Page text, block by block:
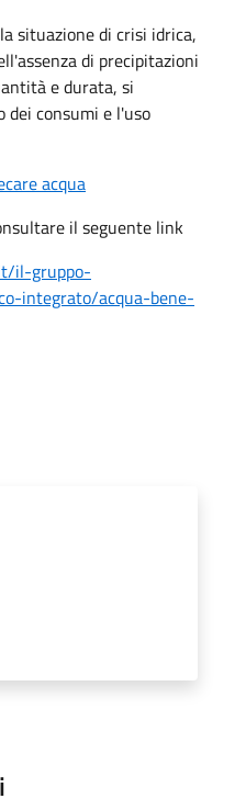
situazione di crisi idrica,
di precipitazioni
e durata, si
dei consumi e l'uso
acqua
il seguente link
il-gruppo-
integrato/acqua-bene-